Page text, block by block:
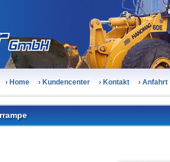
› Home › Kundencenter › Kontakt › Anfahrt